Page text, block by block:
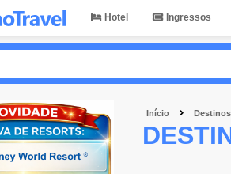
Hotel Ingressos
Início Destinos